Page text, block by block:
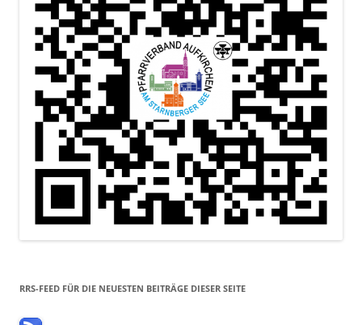
RRS-FEED FÜR DIE NEUESTEN BEITRÄGE DIESER SEITE